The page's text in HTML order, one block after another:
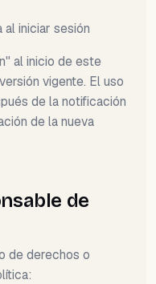
al iniciar sesión
al inicio de este
vigente. El uso
de la notificación
de la nueva
de
de derechos o